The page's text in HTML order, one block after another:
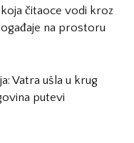
čitaoce vodi kroz
na prostoru
Vatra ušla u krug
putevi